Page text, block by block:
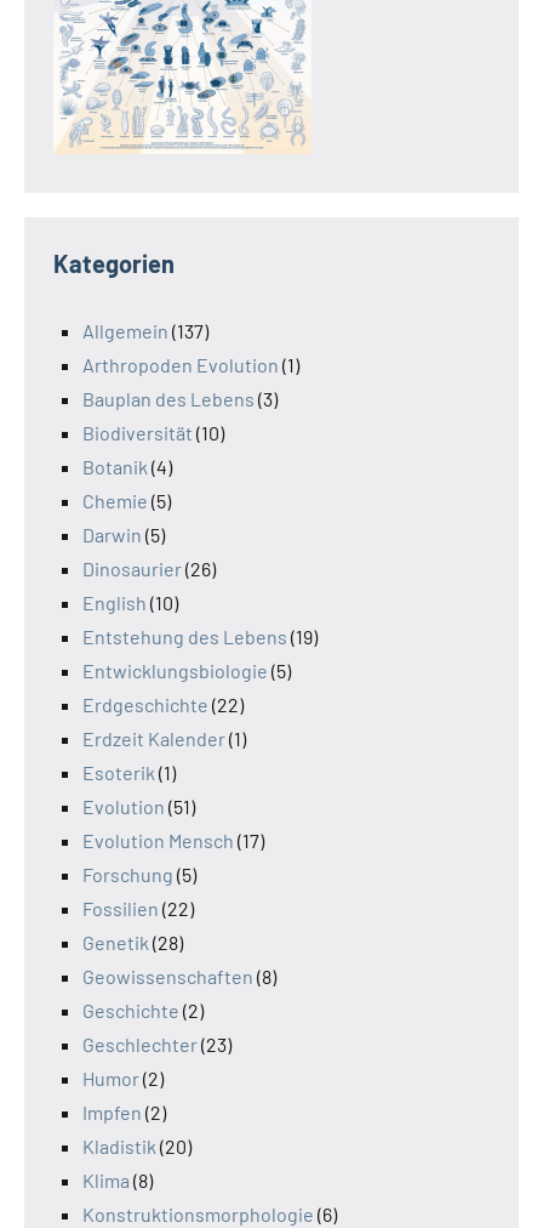
Kategorien
Allgemein (137)
Arthropoden Evolution (1)
Bauplan des Lebens (3)
Biodiversität (10)
Botanik (4)
Chemie (5)
Darwin (5)
Dinosaurier(26)
English (10)
Entstehung des Lebens (19)
Entwicklungsbiologie (5)
Erdgeschichte (22)
Erdzeit Kalender(1)
Esoterik (1)
Evolution (51)
Evolution Mensch (17)
Forschung (5)
Fossilien (22)
Genetik (28)
Geowissenschaften (8)
Geschichte (2)
Geschlechter(23)
Humor(2)
Impfen (2)
Kladistik (20)
Klima (8)
Konstruktionsmorphologie (6)